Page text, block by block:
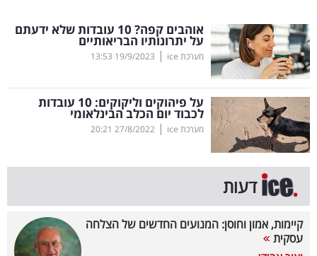
דיגיטל
וטק
שיווק
ופרסום
משפט
מדדים
ומחקרים
דעות
אוהבים קפה? 10 עובדות שלא ידעתם
על יתרונותיו הבריאותיים
מערכת ice |
19/9/2023
13:53
על פיהוקים וליקוקים: 10 עובדות
לכבוד יום הכלב הבינלאומי
מערכת ice |
27/8/2022
20:21
דעות
קיימות, אמון וחוסן: המנועים החדשים של הצלחה
עסקית